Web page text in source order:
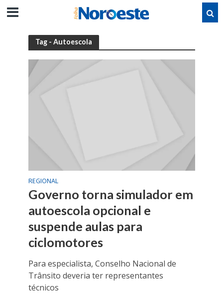
Tag - Autoescola
REGIONAL
Governo torna simulador em
autoescola opcional e
suspende aulas para
ciclomotores
Para especialista, Conselho Nacional de
Trânsito deveria ter representantes
técnicos